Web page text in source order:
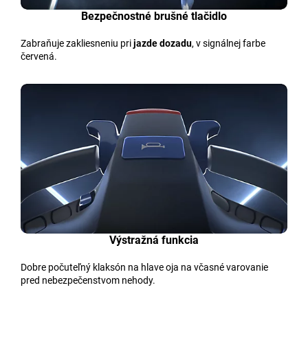
Bezpečnostné brušné tlačidlo
Zabraňuje zakliesneniu prijazde dozadu, v signálnej farbe
červená.
Výstražná funkcia
Dobre počuteľný klaksón na hlave oja na včasné varovanie
pred nebezpečenstvom nehody.